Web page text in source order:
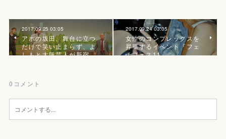
2017.09.25 03:05
アホの坂田、舞台に立つ
だけで笑い止まらず、よ
しもと大阪芸人が新宿…
2017.09.24 03:05
女性のコンプレックスを
昇華するイベント『フェ
チフェス11』
0 コメント